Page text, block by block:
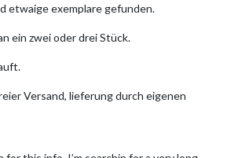
etwaige exemplare gefunden.
ein zwei oder drei Stück.
Versand, lieferung durch eigenen